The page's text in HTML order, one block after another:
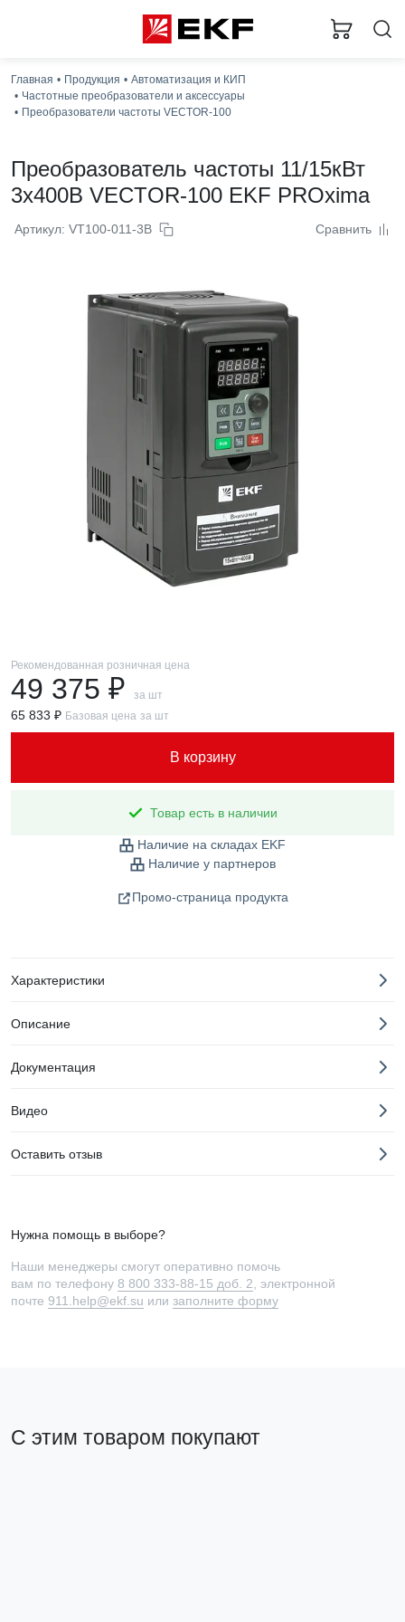
Главная Продукция
Автоматизация и КИП
Частотные преобразователи и аксессуары
Преобразователи частоты VECTOR-100
Преобразователь частоты 11/15кВт
3x400В VECTOR-100 EKF PROxima
Артикул: VT100-011-3B Сравнить
Рекомендованная розничная цена
49 375 ₽ за шт
65 833 ₽ Базовая цена за шт
В корзину
Товар есть в наличии
Наличие на складах EKF
Наличие у партнеров
Промо-страница продукта
Характеристики
Описание
Документация
Видео
Оставить отзыв
Нужна помощь в выборе?
Наши менеджеры смогут оперативно помочь
вам по телефону 8 800 333-88-15 доб. 2 , электронной
почте 911.help@ekf.su или заполните форму
С этим товаром покупают